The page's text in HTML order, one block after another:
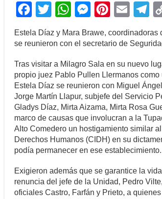
F
a
c
e
b
o
o
k
T
wi
tt
er
W
at
A
p
p
M
ss
e
n
g
er
Pi
er
st
E
m
ail
T
e
gr
a
m
Estela Díaz y Mara Brawe,
se reunieron con el secretario de
Tras visitar a Milagro Sala en su nuevo
propio juez Pablo Pullen Llermanos como
Estela Díaz se reunieron con Miguel
Jorge Martín Llapur, subjefe del Servicio
Gladys Díaz, Mirta Aizama, Mirta Rosa
marco de causas que involucran a la
Alto Comedero un hostigamiento similar
Derechos Humanos (CIDH) en su
podía permanecer en ese establecimiento.
Exigieron además que se garantice la
renuncia del jefe de la Unidad, Pedro
oficiales Castro, Farfán y Prieto, a